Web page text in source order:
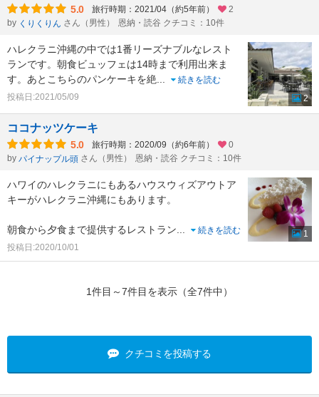
5.0 旅行時期：2021/04（約5年前）
2
by くりくりん さん（男性） 恩納・読谷 クチコミ：10件
ハレクラニ沖縄の中では1番リーズナブルなレスト
ランです。朝食ビュッフェは14時まで利用出来ま
す。あとこちらのパンケーキを絶...
続きを読む
投稿日:2021/05/09
2
ココナッツケーキ
5.0 旅行時期：2020/09（約6年前）
0
by パイナップル頭 さん（男性） 恩納・読谷 クチコミ：10件
ハワイのハレクラニにもあるハウスウィズアウトア
キーがハレクラニ沖縄にもあります。
朝食から夕食まで提供するレストラン...
続きを読む
投稿日:2020/10/01
1
1件目～7件目を表示（全7件中）
クチコミを投稿する